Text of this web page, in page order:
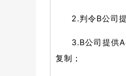
2.判令B公司
3.B公司提供
复制；